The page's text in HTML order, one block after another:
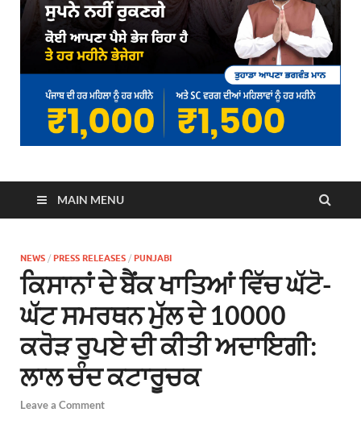
MAIN MENU
NEWS / PRESS RELEASES / PUNJABI
ਕਿਸਾਨਾਂ ਦੇ ਬੈਂਕ ਖਾਤਿਆਂ ਵਿੱਚ ਘੱਟੋ-
ਘੱਟ ਸਮਰਥਨ ਮੁੱਲ ਦੇ 10000
ਕਰੋੜ ਰੁਪਏ ਦੀ ਕੀਤੀ ਅਦਾਇਗੀ:
ਲਾਲ ਚੰਦ ਕਟਾਰੂਚਕ
Leave a Comment